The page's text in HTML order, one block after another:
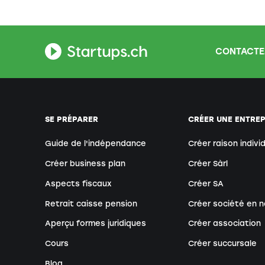
SE PRÉPARER
Guide de l'indépendance
Créer business plan
Aspects fiscaux
Retrait caisse pension
Aperçu formes juridiques
Cours
CRÉER UNE
Créer raison
Créer Sàrl
Créer SA
Créer société en
Créer association
Créer succursale